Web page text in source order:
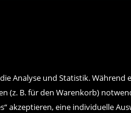
Analyse und Statistik.
B. für den Warenkorb)
akzeptieren, eine individuelle